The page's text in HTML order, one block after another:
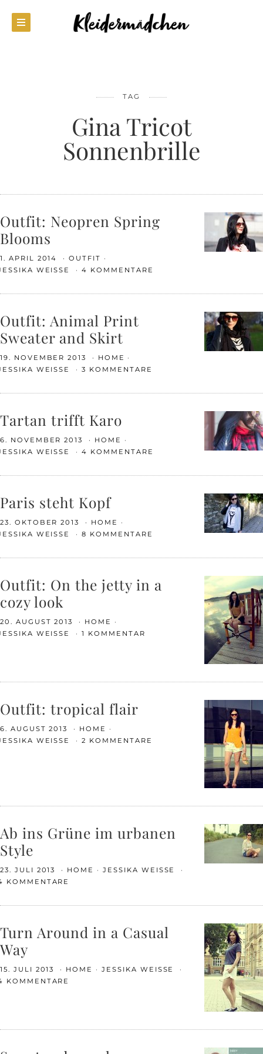
TAG
Gina Tricot
Sonnenbrille
Outfit: Neopren Spring
Blooms
1. APRIL 2014
OUTFIT
WEISSE
4 KOMMENTARE
Outfit: Animal Print
Sweater and Skirt
19. NOVEMBER 2013
HOME
WEISSE
3 KOMMENTARE
Tartan trifft Karo
6. NOVEMBER 2013
HOME
WEISSE
4 KOMMENTARE
Paris steht Kopf
23. OKTOBER 2013
HOME
WEISSE
8 KOMMENTARE
Outfit: On the jetty in a
cozy look
20. AUGUST 2013
HOME
WEISSE
1 KOMMENTAR
Outfit: tropical flair
6. AUGUST 2013
HOME
WEISSE
2 KOMMENTARE
Ab ins Grüne im urbanen
Style
23. JULI 2013 HOME
JESSIKA WEISSE
KOMMENTARE
Turn Around in a Casual
Way
15. JULI 2013 HOME
JESSIKA WEISSE
KOMMENTARE